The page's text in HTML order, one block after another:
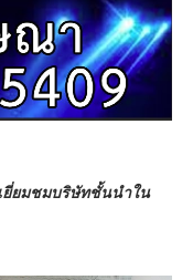
ยี่ยมชมบริษัทชั้นนำใน